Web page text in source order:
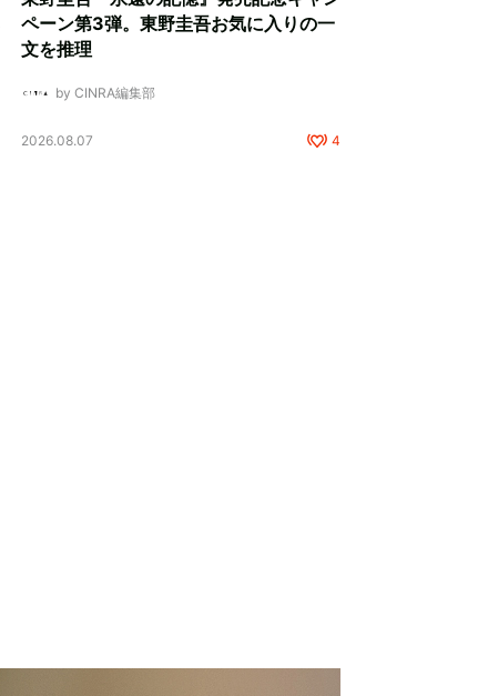
ペーン第3弾。東野圭吾お気に入りの一
文を推理
by CINRA編集部
2026.08.07 4